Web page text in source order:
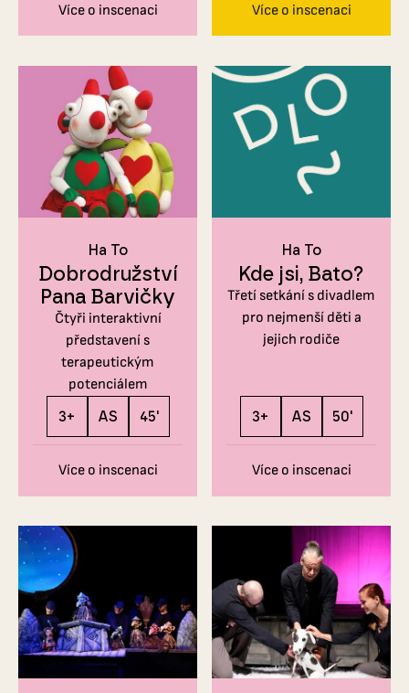
Více o inscenaci Více o inscenaci
Ha To
Dobrodružství
Pana Barvičky
Čtyři interaktivní
představení s
terapeutickým
potenciálem
3+
AS 45'
Více o inscenaci
Ha To
Kde jsi, Bato?
Třetí setkání s divadlem
pro nejmenší děti a
jejich rodiče
3+ AS 50'
Více o inscenaci